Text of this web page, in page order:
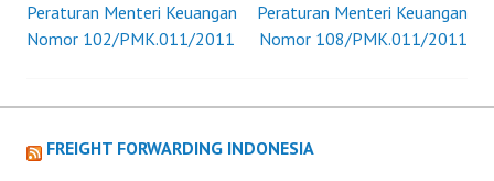
Post
Peraturan Menteri Keuangan
Nomor 102/PMK.011/2011
Peraturan Menteri Keuangan
Nomor 108/PMK.011/2011
FREIGHT FORWARDING INDONESIA